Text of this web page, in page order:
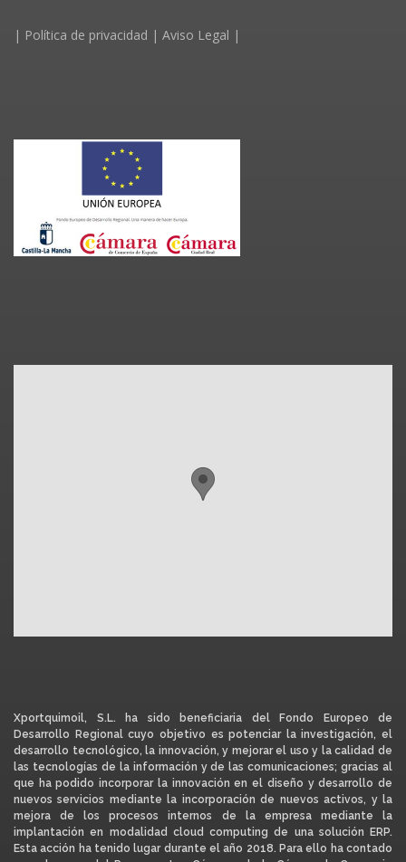
| Política de privacidad | Aviso Legal |
Xportquimoil, S.L. ha sido beneficiaria del Fondo Europeo de
Desarrollo Regional cuyo objetivo es potenciar la investigación, el
desarrollo tecnológico, la innovación, y mejorar el uso y la calidad de
las tecnologías de la información y de las comunicaciones; gracias al
que ha podido incorporar la innovación en el diseño y desarrollo de
nuevos servicios mediante la incorporación de nuevos activos, y la
mejora de los procesos internos de la empresa mediante la
implantación en modalidad cloud computing de una solución ERP.
Esta acción ha tenido lugar durante el año 2018. Para ello ha contado